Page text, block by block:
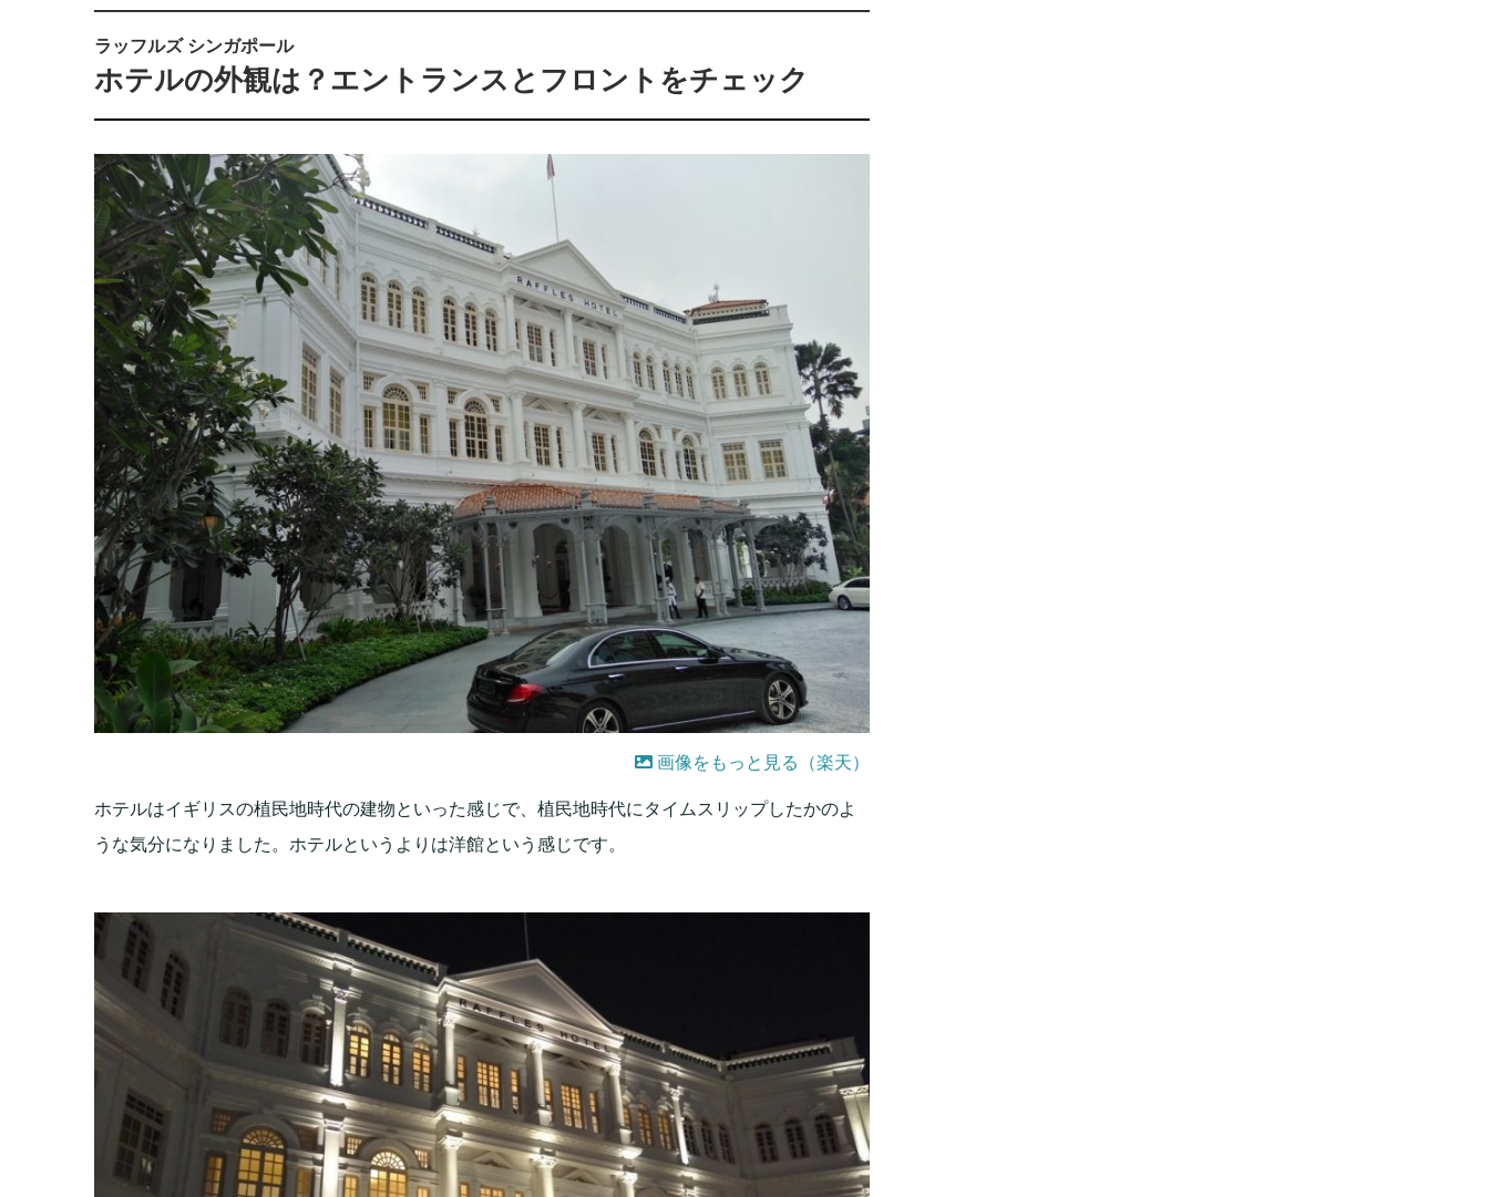
ラッフルズ シンガポール
ホテルの外観は？エントランスとフロントをチェック
画像をもっと見る（楽天）
ホテルはイギリスの植民地時代の建物といった感じで、植民地時代にタイムスリップしたかのよ
うな気分になりました。ホテルというよりは洋館という感じです。